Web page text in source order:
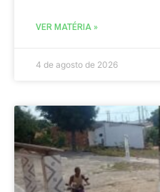
VER MATÉRIA »
4 de agosto de 2026